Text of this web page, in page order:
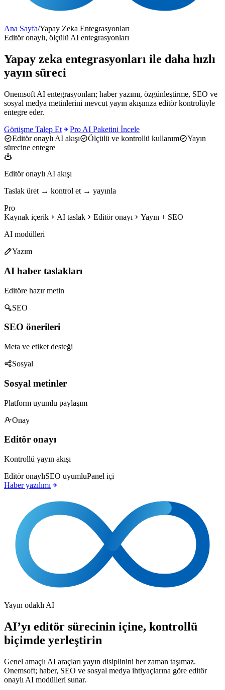
Ana Sayfa/Yapay Zeka Entegrasyonları
Editör onaylı, ölçülü AI entegrasyonları
Yapay zeka entegrasyonları ile daha hızlı
yayın süreci
Onemsoft AI entegrasyonları; haber yazımı, özgünleştirme, SEO ve
sosyal medya metinlerini mevcut yayın akışınıza editör kontrolüyle
entegre eder.
Görüşme Talep Et
Pro AI Paketini İncele
Editör onaylı AI akışı
Ölçülü ve kontrollü kullanım
Yayın
sürecine entegre
Editör onaylı AI akışı
Taslak üret → kontrol et → yayınla
Pro
Kaynak içerik
AI taslak Editör onayı
Yayın + SEO
AI modülleri
Yazım
AI haber taslakları
Editöre hazır metin
SEO
SEO önerileri
Meta ve etiket desteği
Sosyal
Sosyal metinler
Platform uyumlu paylaşım
Onay
Editör onayı
Kontrollü yayın akışı
Editör onaylıSEO uyumluPanel içi
Haber yazılımı
Yayın odaklı AI
AI’yı editör sürecinin içine, kontrollü
biçimde yerleştirin
Genel amaçlı AI araçları yayın disiplinini her zaman taşımaz.
Onemsoft; haber, SEO ve sosyal medya ihtiyaçlarına göre editör
onaylı AI modülleri sunar.